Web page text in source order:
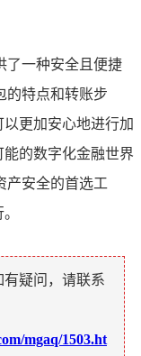
了一种安全且便捷
的特点和转账步
更加安心地进行加
的数字化金融世界
产安全的首选工
有疑问，请联系
mgaq/1503.ht